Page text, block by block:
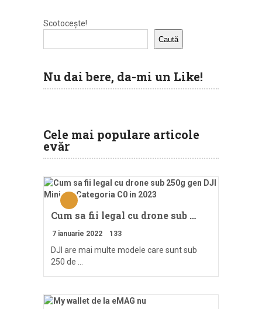
Scotocește!
Caută
Nu dai bere, da-mi un Like!
Cele mai populare articole
evăr
Cum sa fii legal cu drone sub …
7 ianuarie 2022 133
DJI are mai multe modele care sunt sub
250 de …